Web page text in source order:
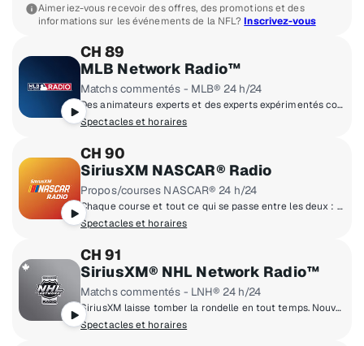
Aimeriez-vous recevoir des offres, des promotions et des
informations sur les événements de la NFL?Inscrivez-vous
CH 89
MLB Network Radio™
Matchs commentés - MLB® 24 h/24
Des animateurs experts et des experts expérimentés couvrent l'actualité du baseball : rumeurs d'échanges, actualités de dernière minute, rapports de blessures et scores, de la journée des lanceurs et receveurs aux World Series, jusqu'à l'intersaison. MLB Network Radio™ parle de baseball 24 h/24, 7 j/7, 365 j/an.
Spectacles et horaires
CH 90
SiriusXM NASCAR® Radio
Propos/courses NASCAR® 24 h/24
Chaque course et tout ce qui se passe entre les deux : plongez au cœur du sport avec un accès privilégié aux pilotes, chefs d'équipe, propriétaires d'écurie et autres experts de la course, qui s'expriment en toute franchise sur SiriusXM NASCAR Radio. Des interviews d'après-course, dans la voie de la victoire et dans le garage, vous obtiendrez les dernières nouvelles et informations de votre source de confiance pour tout ce qui concerne la NASCAR.
Spectacles et horaires
CH 91
SiriusXM® NHL Network Radio™
Matchs commentés - LNH® 24 h/24
SiriusXM laisse tomber la rondelle en tout temps. Nouvelles, discussions, opinions d'expert et parties commentées de la LNH®.
Spectacles et horaires